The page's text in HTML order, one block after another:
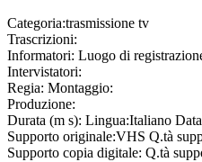
Categoria:trasmissione tv
Trascrizioni:
Informatori: Luogo di
Intervistatori:
Regia: Montaggio:
Produzione:
Durata (m s): Lingua:Italiano
Supporto originale:VHS Q.tà
Supporto copia digitale: Q.tà